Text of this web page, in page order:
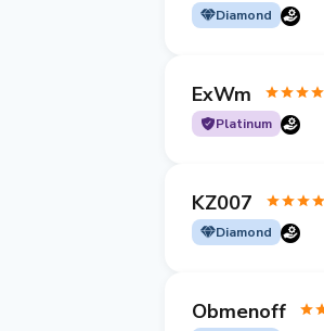
Diamond
ExWm
Platinum
KZ007
Diamond
Obmenoff